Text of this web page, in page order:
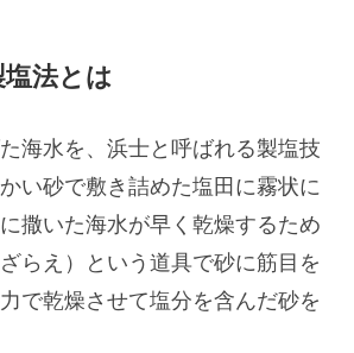
法とは
海水を、浜士と呼ばれる製塩技
い砂で敷き詰めた塩田に霧状に
撒いた海水が早く乾燥するため
らえ）という道具で砂に筋目を
で乾燥させて塩分を含んだ砂を